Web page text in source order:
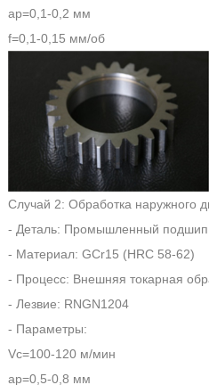
ap=0,1-0,2 мм
f=0,1-0,15 мм/об
Случай 2: Обработка наружного
- Деталь: Промышленный
- Материал: GCr15 (HRC 58-62)
- Процесс: Внешняя токарная
- Лезвие: RNGN1204
- Параметры:
Vc=100-120 м/мин
ap=0,5-0,8 мм